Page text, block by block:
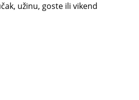
užinu, goste ili vikend